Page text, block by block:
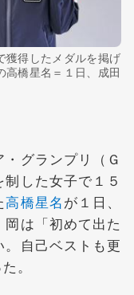
獲得したメダルを掲げ
高橋星名＝１日、成田
グランプリ（Ｇ
した女子で１５
高橋星名が１日、
は「初めて出た
自己ベストも更
。